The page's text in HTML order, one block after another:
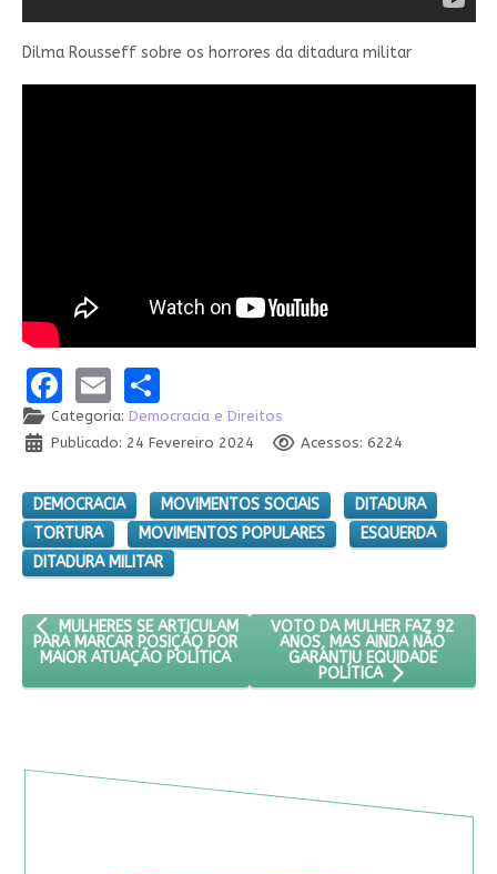
Dilma Rousseff sobre os horrores da ditadura militar
Facebook
EmailShare
Categoria: Democracia e Direitos
Publicado: 24 Fevereiro 2024
Acessos: 6224
DEMOCRACIA MOVIMENTOS SOCIAIS
DITADURA
TORTURA
MOVIMENTOS POPULARES
ESQUERDA
DITADURA MILITAR
ARTIGO ANTERIOR: MULHERES SE ARTICULAM PARA MARCAR
MULHERES SE ARTICULAM
PARA MARCAR POSIÇÃO POR
MAIOR ATUAÇÃO POLÍTICA
PRÓXIMO ARTIGO: VOTO DA
VOTO DA MULHER FAZ 92
ANOS, MAS AINDA NÃO
GARANTIU EQUIDADE
POLÍTICA